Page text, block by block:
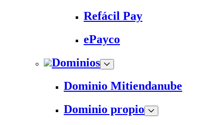
Refácil Pay
ePayco
Dominios
Dominio Mitiendanube
Dominio propio